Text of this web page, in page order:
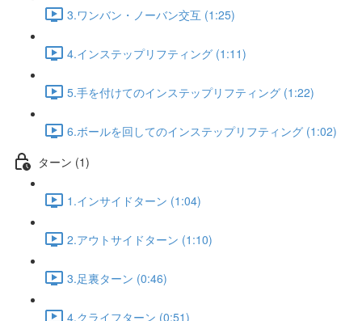
3.ワンバン・ノーバン交互 (1:25)
4.インステップリフティング (1:11)
5.手を付けてのインステップリフティング (1:22)
6.ボールを回してのインステップリフティング (1:02)
ターン (1)
1.インサイドターン (1:04)
2.アウトサイドターン (1:10)
3.足裏ターン (0:46)
4.クライフターン (0:51)